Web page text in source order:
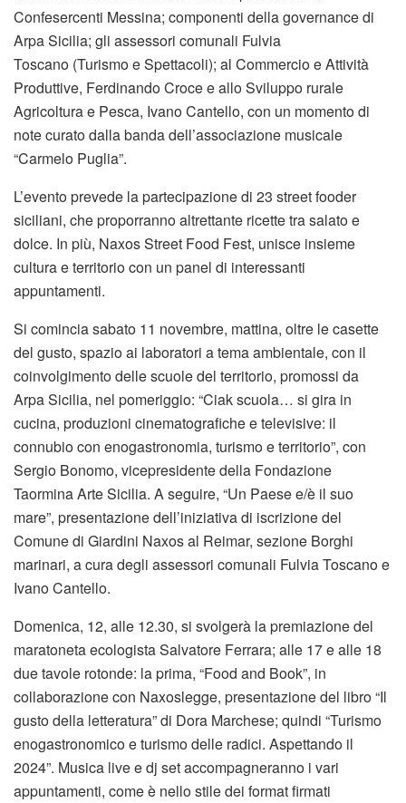
Confesercenti Messina; componenti della governance di
Arpa Sicilia; gli assessori comunali Fulvia
Toscano (Turismo e Spettacoli); al Commercio e Attività
Produttive, Ferdinando Croce e allo Sviluppo rurale
Agricoltura e Pesca, Ivano Cantello, con un momento di
note curato dalla banda dell’associazione musicale
“Carmelo Puglia”.
L’evento prevede la partecipazione di 23 street fooder
siciliani, che proporranno altrettante ricette tra salato e
dolce. In più, Naxos Street Food Fest, unisce insieme
cultura e territorio con un panel di interessanti
appuntamenti.
Si comincia sabato 11 novembre, mattina, oltre le casette
del gusto, spazio ai laboratori a tema ambientale, con il
coinvolgimento delle scuole del territorio, promossi da
Arpa Sicilia, nel pomeriggio: “Ciak scuola… si gira in
cucina, produzioni cinematografiche e televisive: il
connubio con enogastronomia, turismo e territorio”, con
Sergio Bonomo, vicepresidente della Fondazione
Taormina Arte Sicilia. A seguire, “Un Paese e/è il suo
mare”, presentazione dell’iniziativa di iscrizione del
Comune di Giardini Naxos al Reimar, sezione Borghi
marinari, a cura degli assessori comunali Fulvia Toscano e
Ivano Cantello.
Domenica, 12, alle 12.30, si svolgerà la premiazione del
maratoneta ecologista Salvatore Ferrara; alle 17 e alle 18
due tavole rotonde: la prima, “Food and Book”, in
collaborazione con Naxoslegge, presentazione del libro “Il
gusto della letteratura” di Dora Marchese; quindi “Turismo
enogastronomico e turismo delle radici. Aspettando il
2024”. Musica live e dj set accompagneranno i vari
appuntamenti, come è nello stile dei format firmati